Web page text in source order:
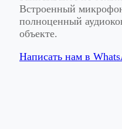
Встроенный
полноценный
объекте.
Написать нам в